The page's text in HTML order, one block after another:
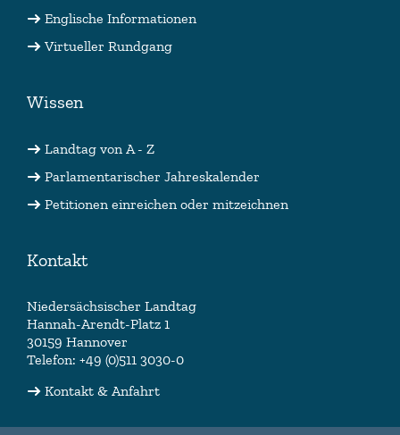
Englische Informationen
Virtueller Rundgang
Wissen
Landtag von A - Z
Parlamentarischer Jahreskalender
Petitionen einreichen oder mitzeichnen
Kontakt
Niedersächsischer Landtag
Hannah-Arendt-Platz 1
30159 Hannover
Telefon: +49 (0)511 3030-0
Kontakt & Anfahrt